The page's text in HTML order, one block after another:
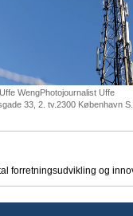
WengPhotojournalist Uffe
33, 2. tv.2300 København
forretningsudvikling og